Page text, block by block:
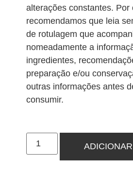
alterações constantes. Por
recomendamos que leia
de rotulagem que
nomeadamente a
ingredientes,
preparação e/ou
outras informações antes
consumir.
ADICIONAR